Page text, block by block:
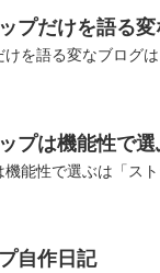
プだけを語る
を語る変なブログ
プは機能性で選
能性で選ぶは「ス
自作日記